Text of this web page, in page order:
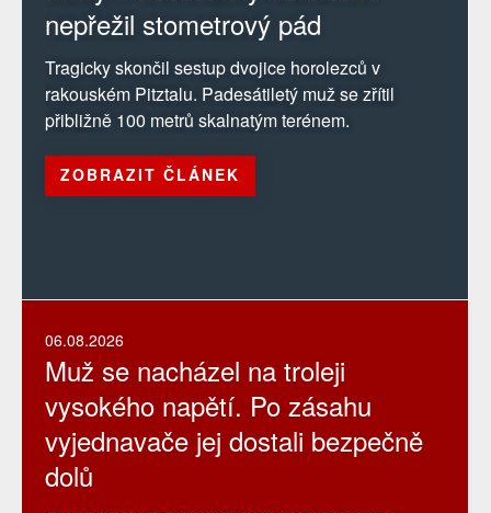
nepřežil stometrový pád
Tragicky skončil sestup dvojice horolezců v
rakouském Pitztalu. Padesátiletý muž se zřítil
přibližně 100 metrů skalnatým terénem.
ZOBRAZIT ČLÁNEK
06.08.2026
Muž se nacházel na troleji
vysokého napětí. Po zásahu
vyjednavače jej dostali bezpečně
dolů